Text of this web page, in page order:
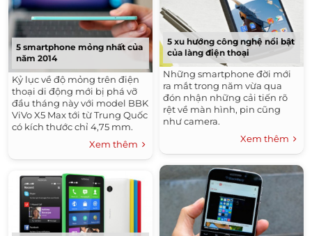
5 smartphone mỏng nhất của
năm 2014
Kỷ lục về độ mỏng trên điện
thoại di động mới bị phá vỡ
đầu tháng này với model BBK
ViVo X5 Max tới từ Trung Quốc
có kích thước chỉ 4,75 mm.
Xem thêm
5 xu hướng công nghệ nổi bật
của làng điện thoại
Những smartphone đời mới
ra mắt trong năm vừa qua
đón nhận những cải tiến rõ
rệt về màn hình, pin cũng
như camera.
Xem thêm